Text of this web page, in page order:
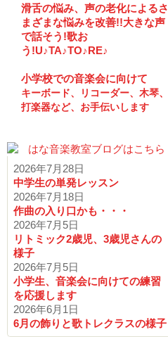
滑舌の悩み、声の老化によるさ
まざまな悩みを改善!!大きな声
で話そう!歌お
う!U♪TA♪TO♪RE♪
小学校での音楽会に向けて
キーボード、リコーダー、木琴、
打楽器など、お手伝いします
2026年7月28日
中学生の単発レッスン
2026年7月18日
作曲の入り口かも・・・
2026年7月5日
リトミック2歳児、3歳児さんの
様子
2026年7月5日
小学生、音楽会に向けての練習
を応援します
2026年6月1日
6月の飾りと歌トレクラスの様子